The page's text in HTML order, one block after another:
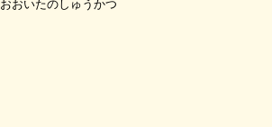
おおいたのしゅうかつ